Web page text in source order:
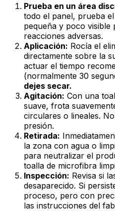
Prueba en un área
todo el panel, prueba
pequeña y poco visible
reacciones adversas.
Aplicación: Rocía el
directamente sobre la
actuar el tiempo
(normalmente 30
dejes secar.
Agitación: Con una
suave, frota
circulares o lineales.
presión.
Retirada:
la zona con agua o
para neutralizar el
toalla de microfibra
Inspección: Revisa si
desaparecido. Si
proceso, pero con
las instrucciones del